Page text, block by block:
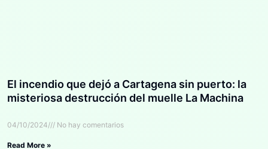
El incendio que dejó a Cartagena sin puerto: la
misteriosa destrucción del muelle La Machina
04/10/2024 No hay comentarios
Read More »